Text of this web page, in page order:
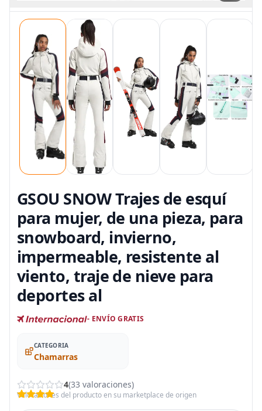
GSOU SNOW Trajes de esquí
para mujer, de una pieza, para
snowboard, invierno,
impermeable, resistente al
viento, traje de nieve para
deportes al
- ENVÍO GRATIS
CATEGORIA
Chamarras
4(33 valoraciones)
Valoraciones del producto en su marketplace de origen